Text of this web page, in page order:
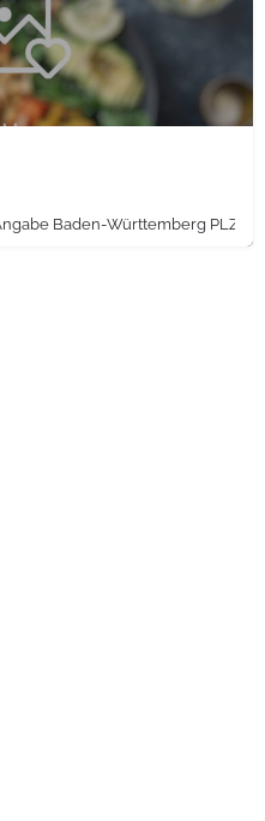
Baden-Württemberg PLZ